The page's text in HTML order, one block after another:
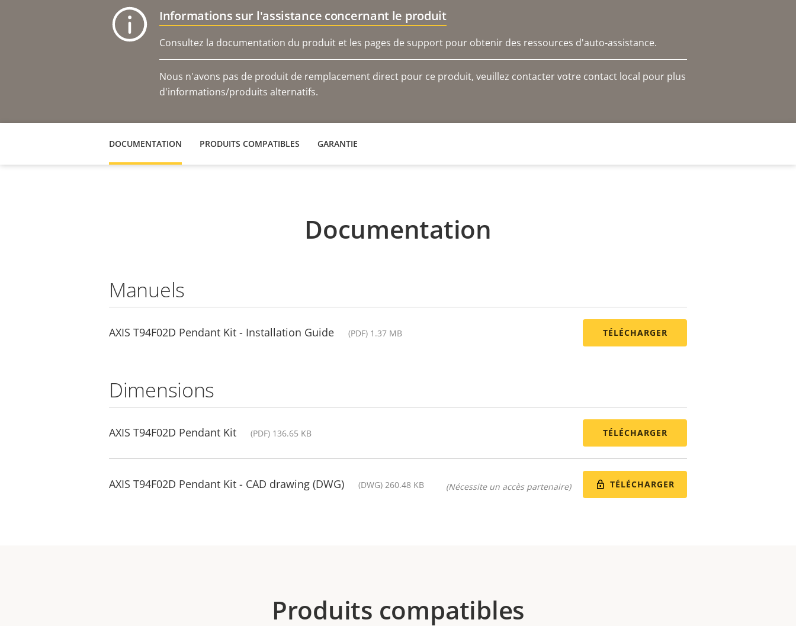
Informations sur l'assistance concernant le produit
Consultez la documentation du produit et les pages de support pour obtenir des ressources d'auto-assistance.
Nous n'avons pas de produit de remplacement direct pour ce produit, veuillez contacter votre contact local pour plus
d'informations/produits alternatifs.
DOCUMENTATION PRODUITS COMPATIBLES GARANTIE
Documentation
Manuels
AXIS T94F02D Pendant Kit - Installation Guide (PDF) 1.37 MB TÉLÉCHARGER
Dimensions
AXIS T94F02D Pendant Kit (PDF) 136.65 KB TÉLÉCHARGER
AXIS T94F02D Pendant Kit - CAD drawing (DWG) (DWG) 260.48 KB (Nécessite un accès partenaire) TÉLÉCHARGER
Produits compatibles